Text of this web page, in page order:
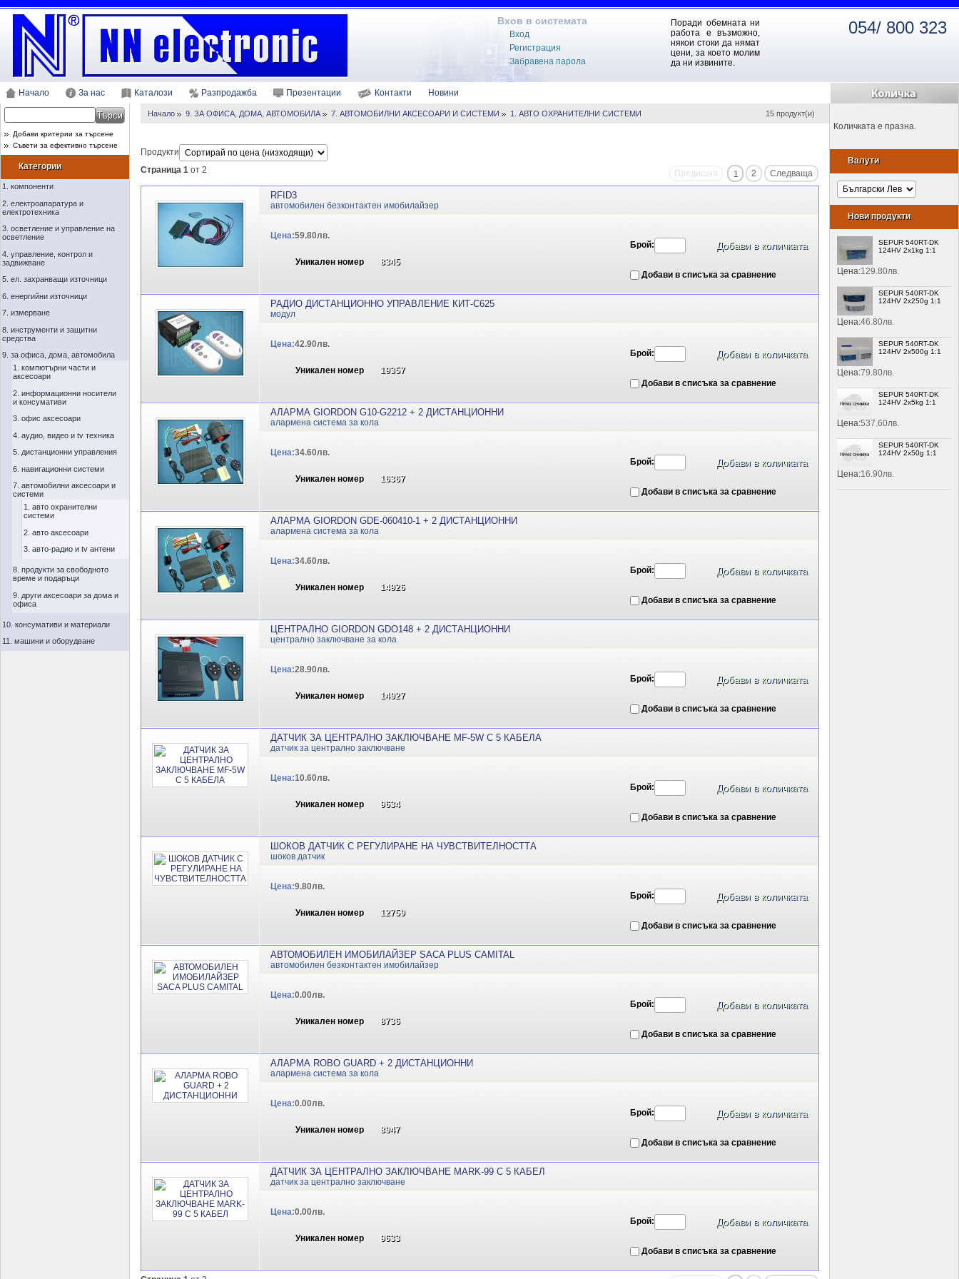
Начало За нас Каталози Разпродажба Презентации Контакти Новини
Вхов в системата
Вход
Регистрация
Забравена парола
Поради обемната ни
работа е възможно,
някои стоки да нямат
цени, за което молим
да ни извините.
054/ 800 323
Добави критерии за търсене
Съвети за ефективно търсене
Категории
1. компоненти
2. електроапаратура и
електротехника
3. осветление и управление на
осветление
4. управление, контрол и
задвижване
5. ел. захранващи източници
6. енергийни източници
7. измерване
8. инструменти и защитни
средства
9. за офиса, дома, автомобила
1. компютърни части и
аксесоари
2. информационни носители
и консумативи
3. офис аксесоари
4. аудио, видео и tv техника
5. дистанционни управления
6. навигационни системи
7. автомобилни аксесоари и
системи
1. авто охранителни
системи
2. авто аксесоари
3. авто-радио и tv антени
8. продукти за свободното
време и подаръци
9. други аксесоари за дома и
офиса
10. консумативи и материали
11. машини и оборудване
15 продукт(и)
Начало 9. ЗА ОФИСА, ДОМА, АВТОМОБИЛА 7. АВТОМОБИЛНИ АКСЕСОАРИ И СИСТЕМИ 1. АВТО ОХРАНИТЕЛНИ СИСТЕМИ
Продукти
Предишна 1 2 Следваща
Страница 1 от 2
RFID3
автомобилен безконтактен имобилайзер
Брой:
Добави в списъка за сравнение
Цена:59.80лв.
Уникален номер 8345
РАДИО ДИСТАНЦИОННО УПРАВЛЕНИЕ КИТ-C625
модул
Брой:
Добави в списъка за сравнение
Цена:42.90лв.
Уникален номер 19357
АЛАРМА GIORDON G10-G2212 + 2 ДИСТАНЦИОННИ
алармена система за кола
Брой:
Добави в списъка за сравнение
Цена:34.60лв.
Уникален номер 16367
АЛАРМА GIORDON GDE-060410-1 + 2 ДИСТАНЦИОННИ
алармена система за кола
Брой:
Добави в списъка за сравнение
Цена:34.60лв.
Уникален номер 14926
ЦЕНТРАЛНО GIORDON GDO148 + 2 ДИСТАНЦИОННИ
централно заключване за кола
Брой:
Добави в списъка за сравнение
Цена:28.90лв.
Уникален номер 14927
ДАТЧИК ЗА ЦЕНТРАЛНО ЗАКЛЮЧВАНЕ MF-5W С 5 КАБЕЛА
датчик за централно заключване
Брой:
Добави в списъка за сравнение
Цена:10.60лв.
Уникален номер 9634
ШОКОВ ДАТЧИК С РЕГУЛИРАНЕ НА ЧУВСТВИТЕЛНОСТТА
шоков датчик
Брой:
Добави в списъка за сравнение
Цена:9.80лв.
Уникален номер 12759
АВТОМОБИЛЕН ИМОБИЛАЙЗЕР SACA PLUS CAMITAL
автомобилен безконтактен имобилайзер
Брой:
Добави в списъка за сравнение
Цена:0.00лв.
Уникален номер 8736
АЛАРМА ROBO GUARD + 2 ДИСТАНЦИОННИ
алармена система за кола
Брой:
Добави в списъка за сравнение
Цена:0.00лв.
Уникален номер 8947
ДАТЧИК ЗА ЦЕНТРАЛНО ЗАКЛЮЧВАНЕ MARK-99 С 5 КАБЕЛ
датчик за централно заключване
Брой:
Добави в списъка за сравнение
Цена:0.00лв.
Уникален номер 9633
Количката е празна.
Валути
Нови продукти
SEPUR 540RT-DK
124HV 2x1kg 1:1
Цена:129.80лв.
SEPUR 540RT-DK
124HV 2x250g 1:1
Цена:46.80лв.
SEPUR 540RT-DK
124HV 2x500g 1:1
Цена:79.80лв.
SEPUR 540RT-DK
124HV 2x5kg 1:1
Цена:537.60лв.
SEPUR 540RT-DK
124HV 2x50g 1:1
Цена:16.90лв.